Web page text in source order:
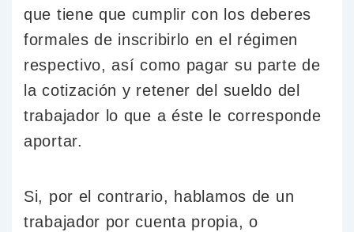
que tiene que cumplir con los deberes
formales de inscribirlo en el régimen
respectivo, así como pagar su parte de
la cotización y retener del sueldo del
trabajador lo que a éste le corresponde
aportar.
Si, por el contrario, hablamos de un
trabajador por cuenta propia, o